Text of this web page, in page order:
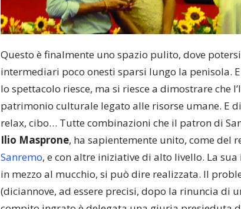
Questo è finalmente uno spazio pulito, dove
intermediari poco onesti sparsi lungo la penisola.
lo spettacolo riesce, ma si riesce a dimostrare che
patrimonio culturale legato alle risorse umane. E
relax, cibo… Tutte combinazioni che il patron di
Ilio Masprone, ha sapientemente unito, come del
Sanremo, e con altre iniziative di alto livello. La
in mezzo al mucchio, si può dire realizzata. Il
(diciannove, ad essere precisi, dopo la rinuncia di